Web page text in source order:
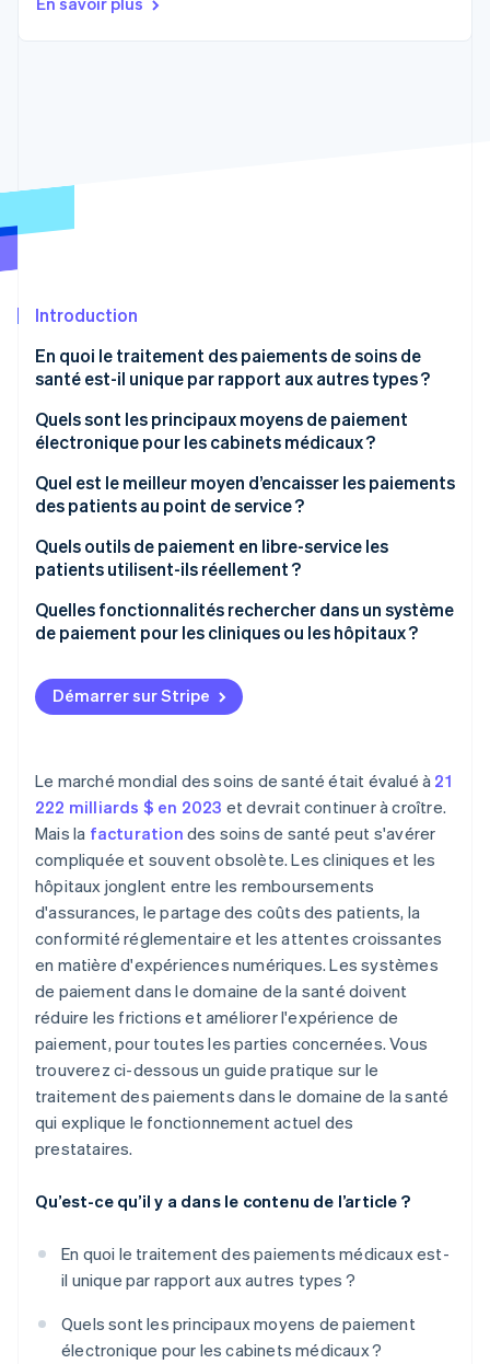
Découvrez les prochaines évolutions
Radar
Vérification de l'identité
Stripe Sessions 2026
Découvrez comment Stripe construit l’infrastructure
Introduction
En quoi le traitement des paiements de soins de
santé est-il unique par rapport aux autres types ?
Cela implique plusieurs factures
La conformité est stratifiée
La sécurité des données comporte des enjeux plus
importants
Les anciens processus sont la norme
Vous devez tenir compte du service client
Quels sont les principaux moyens de paiement
électronique pour les cabinets médicaux ?
Cartes de crédit et de débit
Virements bancaires
Portefeuilles numériques
Échéanciers de paiement et options de versements
échelonnés
Quel est le meilleur moyen d’encaisser les paiements
des patients au point de service ?
Démarrer à l’arrivée, pas au départ
Formez votre équipe de réception aux
conversations sur les paiements
Utiliser des outils qui facilitent l’interaction
Rendre vos politiques visibles et cohérentes
Quels outils de paiement en libre-service les
patients utilisent-ils réellement ?
Portails patients en ligne
Liens de paiement par SMS et par e-mail
Kiosques et tablettes au bureau
Quelles fonctionnalités rechercher dans un système
de paiement pour les cliniques ou les hôpitaux ?
Prise en charge intégrée de la sécurité et de la
conformité
Intégration avec vos systèmes existants
Expérience moderne et conviviale
Outils d’administration et rapports puissants
Évolutivité et fiabilité
Démarrer sur Stripe
Le marché mondial des soins de santé était évalué à 21
222 milliards $ en 2023 et devrait continuer à croître.
Mais la facturation des soins de santé peut s'avérer
compliquée et souvent obsolète. Les cliniques et les
hôpitaux jonglent entre les remboursements
d'assurances, le partage des coûts des patients, la
conformité réglementaire et les attentes croissantes
en matière d'expériences numériques. Les systèmes
de paiement dans le domaine de la santé doivent
réduire les frictions et améliorer l'expérience de
paiement, pour toutes les parties concernées. Vous
trouverez ci-dessous un guide pratique sur le
traitement des paiements dans le domaine de la santé
qui explique le fonctionnement actuel des
prestataires.
Qu’est-ce qu’il y a dans le contenu de l’article ?
En quoi le traitement des paiements médicaux est-
il unique par rapport aux autres types ?
Quels sont les principaux moyens de paiement
électronique pour les cabinets médicaux ?